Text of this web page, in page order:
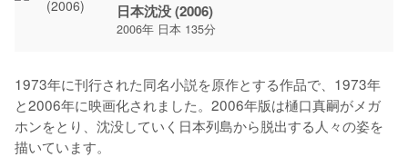
日本沈没 (2006)
2006年 日本 135分
1973年に刊行された同名小説を原作とする作品で、1973年
と2006年に映画化されました。2006年版は樋口真嗣がメガ
ホンをとり、沈没していく日本列島から脱出する人々の姿を
描いています。